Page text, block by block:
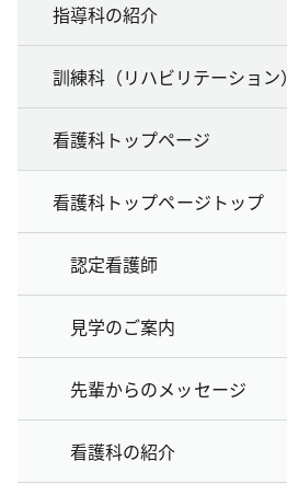
指導科の紹介
訓練科（リハビリテーション）
看護科トップページ
看護科トップページトップ
認定看護師
見学のご案内
先輩からのメッセージ
看護科の紹介